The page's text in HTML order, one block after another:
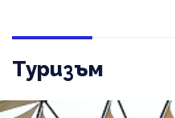
Туризъм